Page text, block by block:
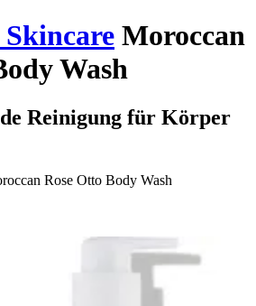
Moroccan
Wash
Reinigung für Körper
Rose Otto Body Wash